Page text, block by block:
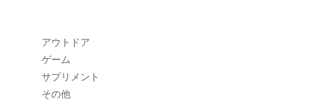
アウトドア
ゲーム
サプリメント
その他